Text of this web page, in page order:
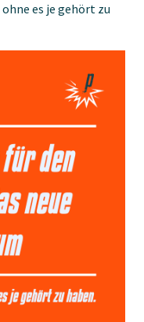
es je gehört zu